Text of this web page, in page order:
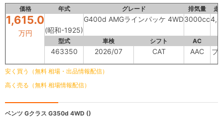
価格 年式 グレード 排気量 走
1,615.0
万円 (昭和-1925)
G400d AMGラインパッケ 4WD3000cc
型式 車検 シフト AC
463350 2026/07 CAT AAC ブ
安く買う（無料 相場・出品情報配信）
高く売る（無料 相場情報配信）
ベンツ Gクラス G350d 4WD ()